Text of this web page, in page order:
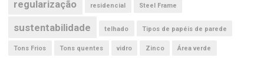
regularização residencial Steel Frame
sustentabilidade telhado Tipos de papéis de parede
Tons Frios Tons quentes vidro Zinco Área verde